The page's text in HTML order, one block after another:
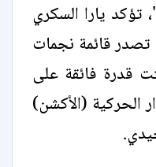
تؤكد يارا السكري
قائمة نجمات
قدرة فائقة على
الحركية (الأكشن)